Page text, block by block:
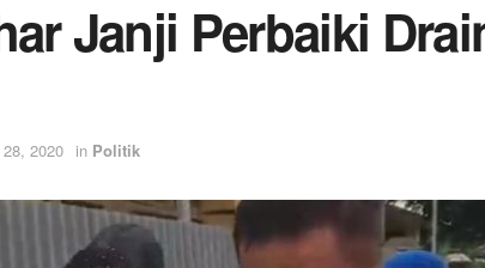
Janji Perbaiki
2020 in Politik